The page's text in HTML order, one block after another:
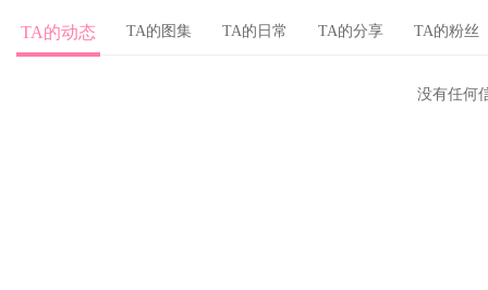
TA的动态 TA的图集 TA的日常 TA的分享 TA的粉丝
没有任何